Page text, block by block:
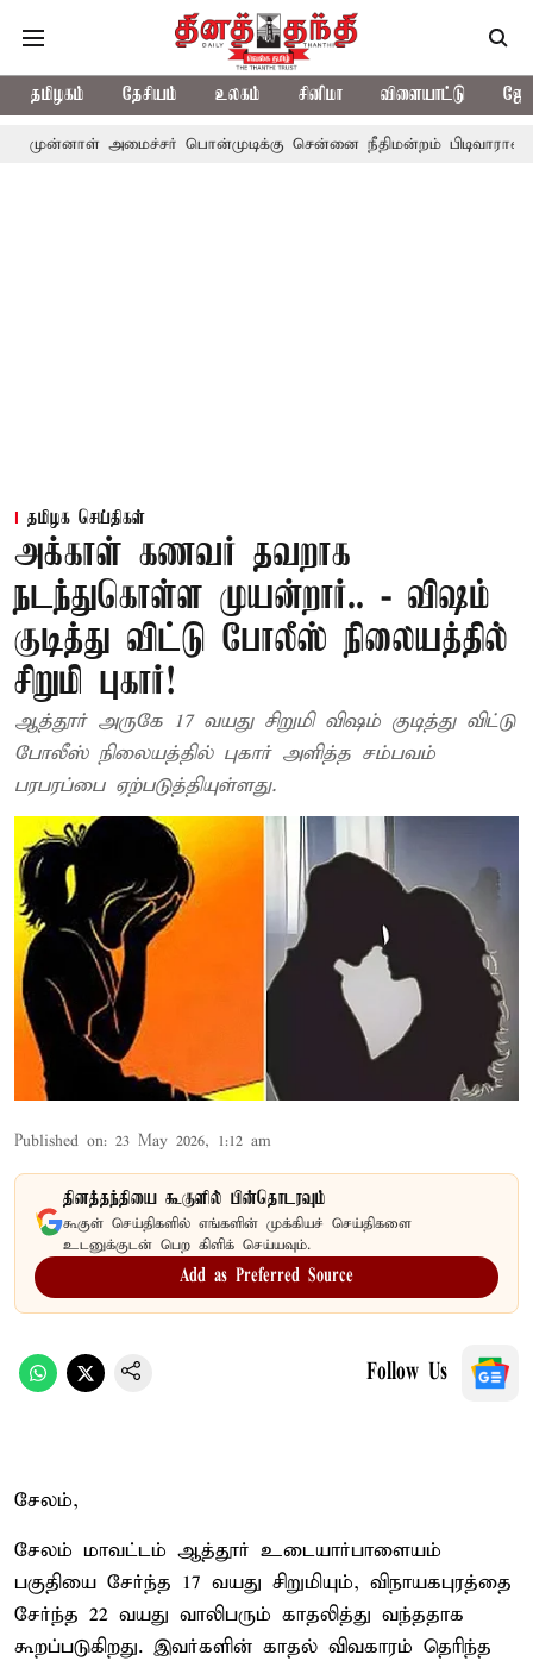
தமிழகம் தேசியம் உலகம் சினிமா விளையாட்டு
அமைச்சர் பொன்முடிக்கு சென்னை நீதிமன்றம் பிடிவாராண்ட்
தமிழக செய்திகள்
அக்காள் கணவர் தவறாக
நடந்துகொள்ள முயன்றார்.. - விஷம்
குடித்து விட்டு போலீஸ் நிலையத்தில்
சிறுமி புகார்!
ஆத்தூர் அருகே 17 வயது சிறுமி விஷம் குடித்து விட்டு
போலீஸ் நிலையத்தில் புகார் அளித்த சம்பவம்
பரபரப்பை ஏற்படுத்தியுள்ளது.
Published on: 23 May 2026, 1:12 am
தினத்தந்தியை கூகுளில் பின்தொடரவும்
கூகுள் செய்திகளில் எங்களின் முக்கியச் செய்திகளை
உடனுக்குடன் பெற கிளிக் செய்யவும்.
Add as Preferred Source
Follow Us
சேலம்,
சேலம் மாவட்டம் ஆத்தூர் உடையார்பாளையம்
பகுதியை சேர்ந்த 17 வயது சிறுமியும், விநாயகபுரத்தை
சேர்ந்த 22 வயது வாலிபரும் காதலித்து வந்ததாக
கூறப்படுகிறது. இவர்களின் காதல் விவகாரம் தெரிந்த